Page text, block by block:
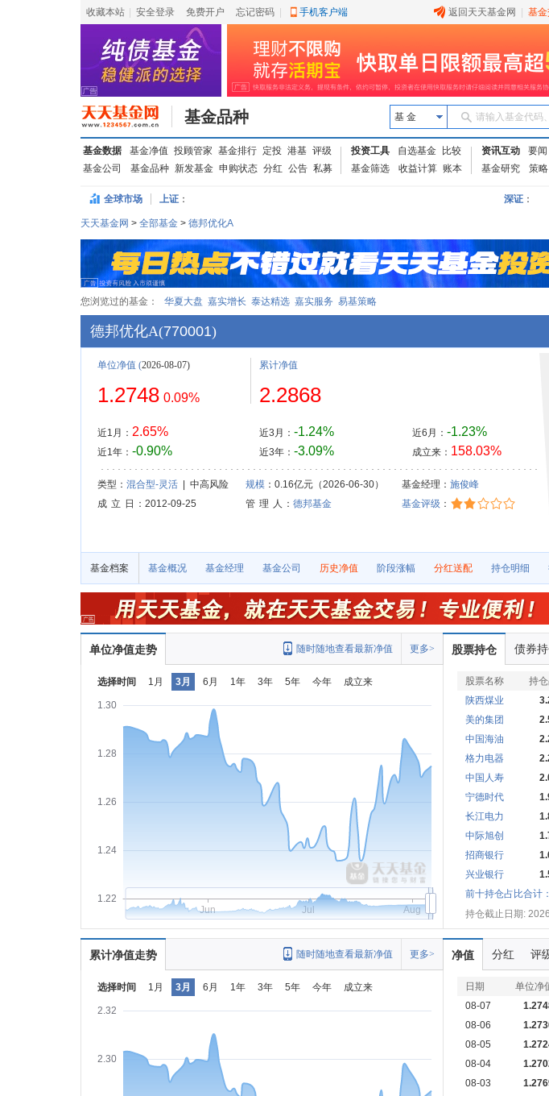
收藏本站 安全登录 免费开户 忘记密码 手机客户端 返回天天基金网 基
基金品种 基 金 请输入基金代码
基金数据 基金净值 投顾管家 基金排行 定投 港基 评级
基金公司
基金品种 新发基金 申购状态 分红 公告 私募
投资工具 自选基金
比较
基金筛选
收益计算 账本
资讯互动 要闻
基金研究
策略
全球市场 上证： 深证：
天天基金网 > 全部基金 > 德邦优化A
您浏览过的基金： 华夏大盘 嘉实增长 泰达精选 嘉实服务 易基策略
德邦优化A(770001)
单位净值 (2026-08-07)
1.2748 0.09%
近1月： 2.65%
近1年： -0.90%
累计净值
2.2868
近3月： -1.24%
近3年： -3.09%
近6月： -1.23%
成立来： 158.03%
类型： 混合型-灵活| 中高风险 规模：0.16亿元（2026-06-30） 基金经理： 施俊峰
成 立 日
：2012-09-25 管 理 人 ： 德邦基金 基金评级 ：
基金档案 基金概况 基金经理 基金公司 历史净值 阶段涨幅 分红送配 持仓明细
单位净值走势 更多>
随时随地查看最新净值
选择时间 1月 3月 6月 1年 3年 5年 今年 成立来
1.22
1.24
1.26
1.28
1.30
Jun Jul Aug
股票持仓 债券
股票名称 持
陕西煤业
美的集团
中国海油
格力电器
中国人寿
宁德时代
长江电力
中际旭创
招商银行
兴业银行
前十持仓占比合计：
持仓截止日期:
累计净值走势 更多>
随时随地查看最新净值
选择时间 1月 3月 6月 1年 3年 5年 今年 成立来
2.30
2.32
净值 分红 评
日期 单位净
08-07
08-06
08-05
08-04
08-03